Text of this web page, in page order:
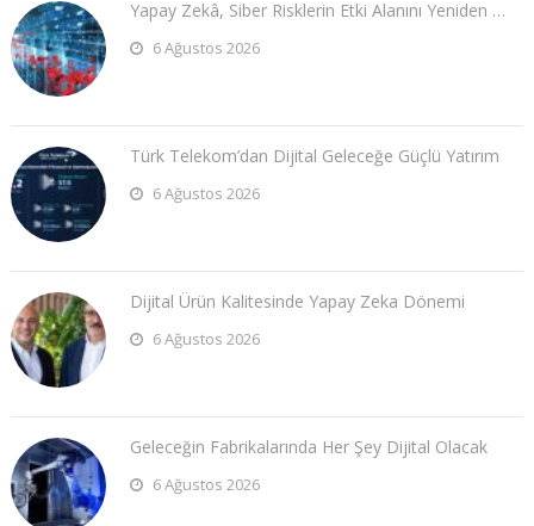
Yapay Zekâ, Siber Risklerin Etki Alanını Yeniden …
6 Ağustos 2026
Türk Telekom’dan Dijital Geleceğe Güçlü Yatırım
6 Ağustos 2026
Dijital Ürün Kalitesinde Yapay Zeka Dönemi
6 Ağustos 2026
Geleceğin Fabrikalarında Her Şey Dijital Olacak
6 Ağustos 2026